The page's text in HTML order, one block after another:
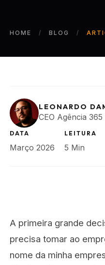
HOME BLOG
LEONARDO
CEO Agência 365
DATA
Março 2026
LEITURA
5 Min
A primeira grande
precisa tomar ao
nome da minha